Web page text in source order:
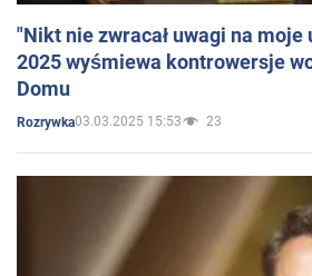
"Nikt nie zwracał uwagi na
2025 wyśmiewa kontrowersje
Domu
Rozrywka03.03.2025 15:53 23